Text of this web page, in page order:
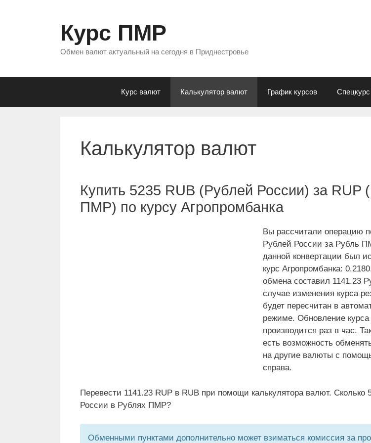
Курс ПМР
Обмен валют актуальный на сегодня в Приднестровье
Курс валют Калькулятор валют График курсов
Калькулятор валют
Купить 5235 RUB (Рублей России) за RUP
ПМР) по курсу Агропромбанка
Вы рассчитали операцию
Рублей России за Рубль
данной конвертации был
курс Агропромбанка:
обмена составил 1141.23
случае изменения курса
будет пересчитан в
режиме. Обновление курса
производится раз в час.
есть возможность
на другие валюты с
справа.
Перевести 1141.23 RUP в RUB при помощи калькулятора валют. Сколько
России в Рублях ПМР?
Обменными пунктами дополнительно может взиматься комиссия за